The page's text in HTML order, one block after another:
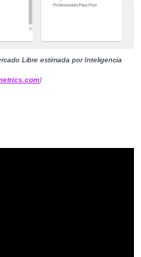
Libre estimada por Inteligencia
)